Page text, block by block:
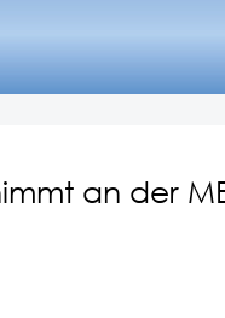
an der